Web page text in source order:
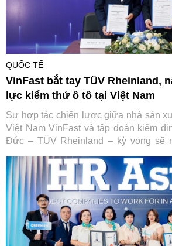
QUỐC TẾ
VinFast bắt tay TÜV Rheinland,
lực kiểm thử ô tô tại Việt Nam
Sự hợp tác chiến lược giữa nhà sản
Việt Nam VinFast và tập đoàn kiểm
Đức – TÜV Rheinland – kỳ vọng sẽ
Nam trở thành trung tâm dịch vụ kỹ
vực.